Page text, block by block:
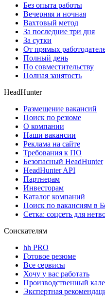
Без опыта работы
Вечерняя и ночная
Вахтовый метод
За последние три дня
За сутки
От прямых
Полный день
По совместительству
Полная занятость
HeadHunter
Размещение вакансий
Поиск по резюме
О компании
Наши вакансии
Реклама на сайте
Требования к ПО
Безопасный HeadHunter
HeadHunter API
Партнерам
Инвесторам
Каталог компаний
Поиск по вакансиям в
Сетка: соцсеть для
Соискателям
hh PRO
Готовое резюме
Все сервисы
Хочу у вас работать
Производственный
Экспертная